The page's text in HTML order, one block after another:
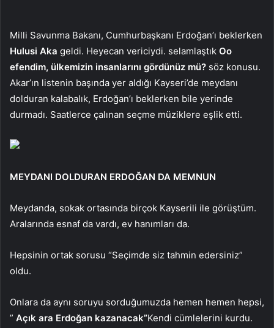
Milli Savunma Bakanı, Cumhurbaşkanı Erdoğan’ı beklerken
Hulusi Aka geldi. Heyecan vericiydi. selamlaştık Oo
efendim, ülkemizin insanlarını gördünüz mü? söz konusu.
Akar’ın listenin başında yer aldığı Kayseri’de meydanı
dolduran kalabalık, Erdoğan’ı beklerken bile yerinde
durmadı. Saatlerce çalınan seçme müziklere eşlik etti.
MEYDANI DOLDURAN ERDOĞAN DA MEMNUN
Meydanda, sokak ortasında birçok Kayserili ile görüştüm.
Aralarında esnaf da vardı, ev hanımları da.
Hepsinin ortak sorusu “Seçimde siz tahmin edersiniz”
oldu.
Onlara da aynı soruyu sorduğumuzda hemen hemen hepsi,
” Açık ara Erdoğan kazanacak”Kendi cümlelerini kurdu.